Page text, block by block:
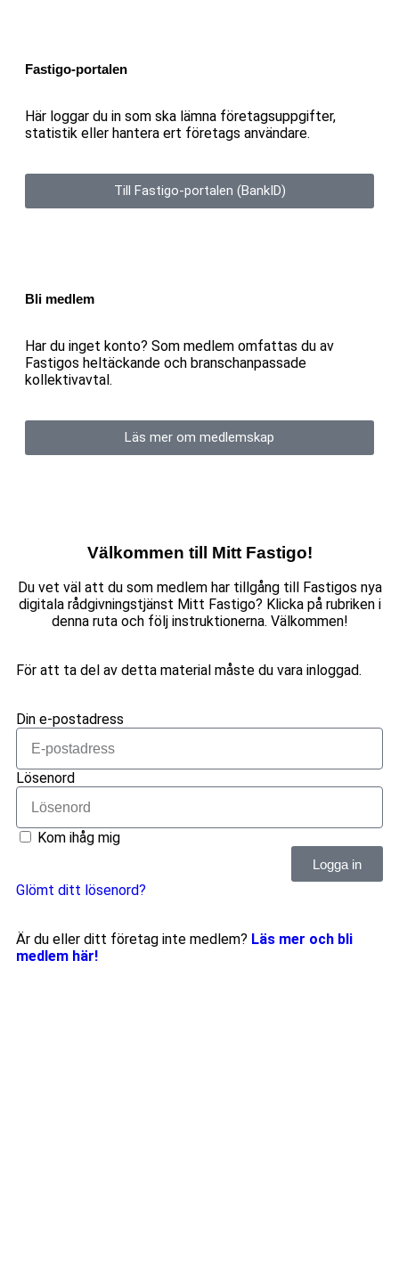
Fastigo-portalen
Här loggar du in som ska lämna företagsuppgifter,
statistik eller hantera ert företags användare.
Till Fastigo-portalen (BankID)
Bli medlem
Har du inget konto? Som medlem omfattas du av
Fastigos heltäckande och branschanpassade
kollektivavtal.
Läs mer om medlemskap
Välkommen till Mitt Fastigo!
Du vet väl att du som medlem har tillgång till Fastigos nya
digitala rådgivningstjänst Mitt Fastigo? Klicka på rubriken i
denna ruta och följ instruktionerna. Välkommen!
För att ta del av detta material måste du vara inloggad.
Din e-postadress
Lösenord
Kom ihåg mig
Logga in
Glömt ditt lösenord?
Är du eller ditt företag inte medlem? Läs mer och bli
medlem här!